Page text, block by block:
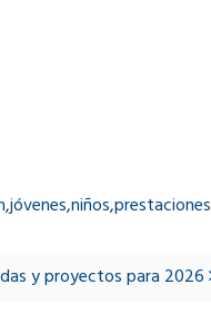
,jóvenes,niños,prestaciones
y proyectos para 2026